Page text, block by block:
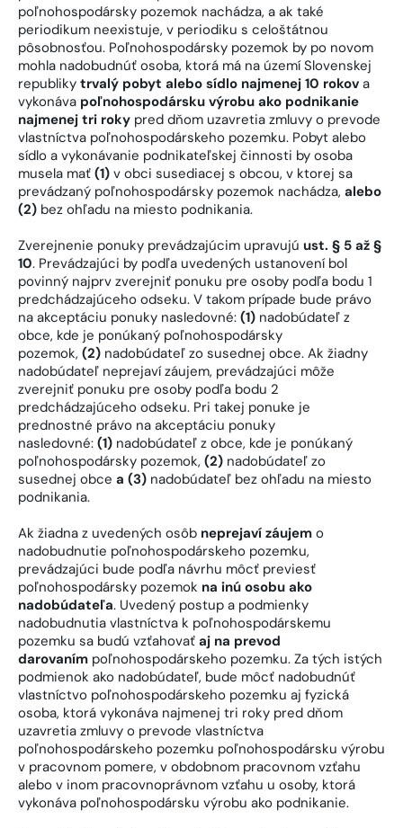
poľnohospodársky pozemok nachádza, a ak také
periodikum neexistuje, v periodiku s celoštátnou
pôsobnosťou. Poľnohospodársky pozemok by po novom
mohla nadobudnúť osoba, ktorá má na území Slovenskej
republiky trvalý pobyt alebo sídlo najmenej 10 rokov a
vykonáva poľnohospodársku výrobu ako podnikanie
najmenej tri roky pred dňom uzavretia zmluvy o prevode
vlastníctva poľnohospodárskeho pozemku. Pobyt alebo
sídlo a vykonávanie podnikateľskej činnosti by osoba
musela mať (1) v obci susediacej s obcou, v ktorej sa
prevádzaný poľnohospodársky pozemok nachádza, alebo
(2) bez ohľadu na miesto podnikania.
Zverejnenie ponuky prevádzajúcim upravujú ust. § 5 až §
10. Prevádzajúci by podľa uvedených ustanovení bol
povinný najprv zverejniť ponuku pre osoby podľa bodu 1
predchádzajúceho odseku. V takom prípade bude právo
na akceptáciu ponuky nasledovné: (1) nadobúdateľ z
obce, kde je ponúkaný poľnohospodársky
pozemok, (2) nadobúdateľ zo susednej obce. Ak žiadny
nadobúdateľ neprejaví záujem, prevádzajúci môže
zverejniť ponuku pre osoby podľa bodu 2
predchádzajúceho odseku. Pri takej ponuke je
prednostné právo na akceptáciu ponuky
nasledovné: (1) nadobúdateľ z obce, kde je ponúkaný
poľnohospodársky pozemok, (2) nadobúdateľ zo
susednej obce a (3) nadobúdateľ bez ohľadu na miesto
podnikania.
Ak žiadna z uvedených osôb neprejaví záujem o
nadobudnutie poľnohospodárskeho pozemku,
prevádzajúci bude podľa návrhu môcť previesť
poľnohospodársky pozemok na inú osobu ako
nadobúdateľa. Uvedený postup a podmienky
nadobudnutia vlastníctva k poľnohospodárskemu
pozemku sa budú vzťahovať aj na prevod
darovaním poľnohospodárskeho pozemku. Za tých istých
podmienok ako nadobúdateľ, bude môcť nadobudnúť
vlastníctvo poľnohospodárskeho pozemku aj fyzická
osoba, ktorá vykonáva najmenej tri roky pred dňom
uzavretia zmluvy o prevode vlastníctva
poľnohospodárskeho pozemku poľnohospodársku výrobu
v pracovnom pomere, v obdobnom pracovnom vzťahu
alebo v inom pracovnoprávnom vzťahu u osoby, ktorá
vykonáva poľnohospodársku výrobu ako podnikanie.